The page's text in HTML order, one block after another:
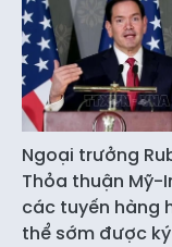
Ngoại trưởng
Thỏa thuận Mỹ-
các tuyến hàng
thể sớm được